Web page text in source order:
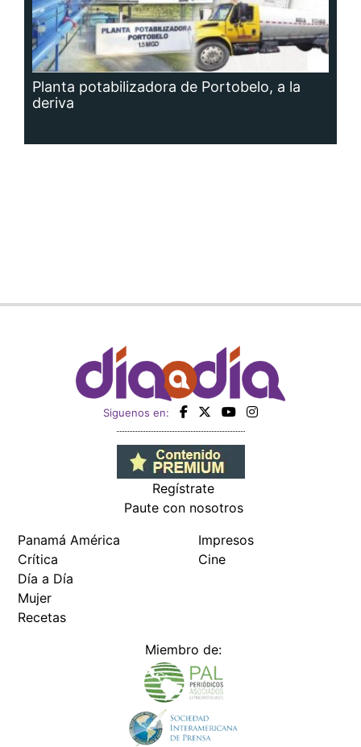
Planta potabilizadora de Portobelo, a la
deriva
Siguenos en:
Regístrate
Paute con nosotros
Panamá América
Crítica
Día a Día
Mujer
Recetas
Impresos
Cine
Miembro de: